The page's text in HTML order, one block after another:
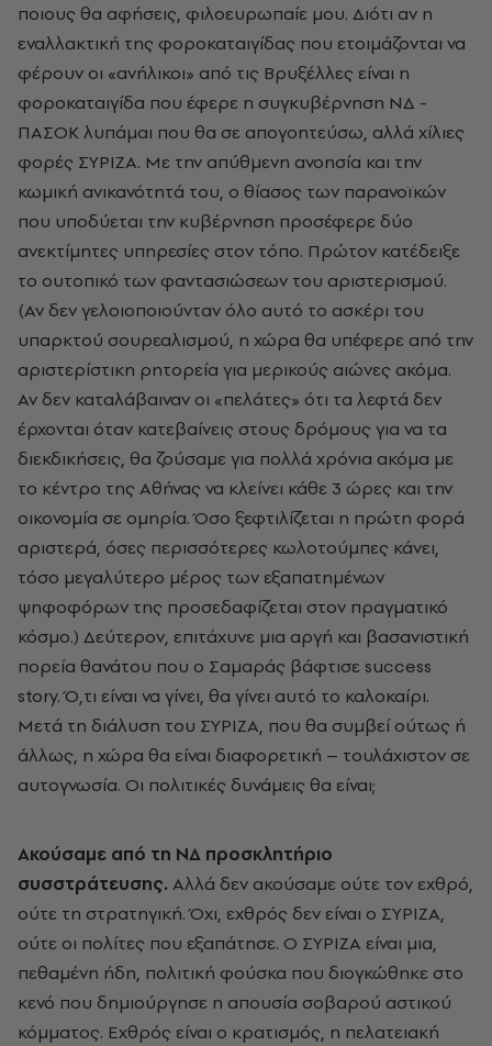
ποιους θα αφήσεις, φιλοευρωπαίε μου. Διότι αν η
εναλλακτική της φοροκαταιγίδας που ετοιμάζονται να
φέρουν οι «ανήλικοι» από τις Βρυξέλλες είναι η
φοροκαταιγίδα που έφερε η συγκυβέρνηση ΝΔ -
ΠΑΣΟΚ λυπάμαι που θα σε απογοητεύσω, αλλά χίλιες
φορές ΣΥΡΙΖΑ. Με την απύθμενη ανοησία και την
κωμική ανικανότητά του, ο θίασος των παρανοϊκών
που υποδύεται την κυβέρνηση προσέφερε δύο
ανεκτίμητες υπηρεσίες στον τόπο. Πρώτον κατέδειξε
το ουτοπικό των φαντασιώσεων του αριστερισμού.
(Αν δεν γελοιοποιούνταν όλο αυτό το ασκέρι του
υπαρκτού σουρεαλισμού, η χώρα θα υπέφερε από την
αριστερίστικη ρητορεία για μερικούς αιώνες ακόμα.
Αν δεν καταλάβαιναν οι «πελάτες» ότι τα λεφτά δεν
έρχονται όταν κατεβαίνεις στους δρόμους για να τα
διεκδικήσεις, θα ζούσαμε για πολλά χρόνια ακόμα με
το κέντρο της Αθήνας να κλείνει κάθε 3 ώρες και την
οικονομία σε ομηρία. Όσο ξεφτιλίζεται η πρώτη φορά
αριστερά, όσες περισσότερες κωλοτούμπες κάνει,
τόσο μεγαλύτερο μέρος των εξαπατημένων
ψηφοφόρων της προσεδαφίζεται στον πραγματικό
κόσμο.) Δεύτερον, επιτάχυνε μια αργή και βασανιστική
πορεία θανάτου που ο Σαμαράς βάφτισε success
story. Ό,τι είναι να γίνει, θα γίνει αυτό το καλοκαίρι.
Μετά τη διάλυση του ΣΥΡΙΖΑ, που θα συμβεί ούτως ή
άλλως, η χώρα θα είναι διαφορετική – τουλάχιστον σε
αυτογνωσία. Οι πολιτικές δυνάμεις θα είναι;
Ακούσαμε από τη ΝΔ προσκλητήριο
συσστράτευσης. Αλλά δεν ακούσαμε ούτε τον εχθρό,
ούτε τη στρατηγική. Όχι, εχθρός δεν είναι ο ΣΥΡΙΖΑ,
ούτε οι πολίτες που εξαπάτησε. Ο ΣΥΡΙΖΑ είναι μια,
πεθαμένη ήδη, πολιτική φούσκα που διογκώθηκε στο
κενό που δημιούργησε η απουσία σοβαρού αστικού
κόμματος. Εχθρός είναι ο κρατισμός, η πελατειακή